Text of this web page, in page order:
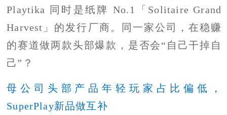
Playtika 同时是纸牌 No.1「Solitaire Grand
Harvest」的发行厂商。同一家公司，在稳赚
的赛道做两款头部爆款，是否会“自己干掉自
己”？
母公司头部产品年轻玩家占比偏低，
SuperPlay新品做互补